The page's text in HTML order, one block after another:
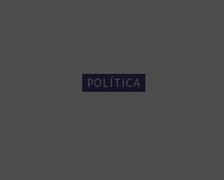
POLÍTICA